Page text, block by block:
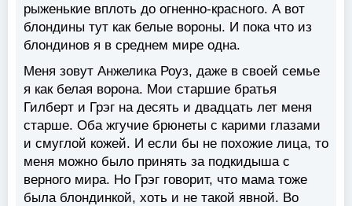
рыженькие вплоть до огненно-красного. А вот
блондины тут как белые вороны. И пока что из
блондинов я в среднем мире одна.
Меня зовут Анжелика Роуз, даже в своей семье
я как белая ворона. Мои старшие братья
Гилберт и Грэг на десять и двадцать лет меня
старше. Оба жгучие брюнеты с карими глазами
и смуглой кожей. И если бы не похожие лица, то
меня можно было принять за подкидыша с
верного мира. Но Грэг говорит, что мама тоже
была блондинкой, хоть и не такой явной. Во